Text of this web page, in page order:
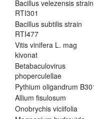
Bacillus velezensis strain
RTI301
Bacillus subtilis strain
RTI477
Vitis vinifera L. mag
kivonat
Betabaculovirus
phoperculellae
Pythium oligandrum
Allium fisulosum
Onobrychis viciifolia